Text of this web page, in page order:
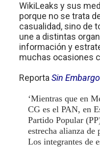
WikiLeaks y sus
porque no se trata
casualidad, sino de
une a distintas
información y
muchas ocasiones
Reporta Sin Embargo
‘Mientras que en
CG es el PAN, en
Partido Popular
estrecha alianza de
Los integrantes de